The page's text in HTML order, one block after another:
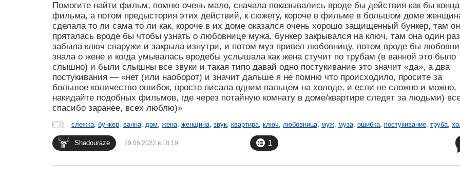
Помогите найти фильм, помню очень мало, сначала показывались вроде бы действия как бы конца
фильма, а потом предыстория этих действий, к сюжету, короче в фильме в большом доме
сделала то ли сама то ли как, короче в их доме оказался очень хорошо защищенный бункер, там
пряталась вроде бы чтобы узнать о любовнице мужа, бункер закрывался на ключ, там она один раз
забыла ключ снаружи и закрыла изнутри, и потом муз привел любовницу, потом вроде бы
знала о жене и когда умывалась вродебы услышала как жена стучит по трубам (в ванной это было
слышно) и были слышны все звуки и такая типо давай одно постукивание это значит «да», а два
постукивания — «нет (или наоборот) и значит дальше я не помню что происходило, просите за
большое количество ошибок, просто писала одним пальцем на холоде, и если не сложно и можно,
накидайте подобных фильмов, где через потайную комнату в доме/квартире следят за людьми)
спасибо заранее, всех люблю)»
слежка, бункер, ванна, дом, жена, женщина, звук, квартира, ключ, любовница, муж, муза, ошибка, постукивание, труба,
Shadouraze 29.06.2022 в 18:19 1